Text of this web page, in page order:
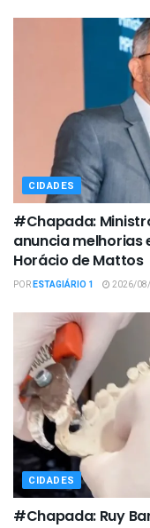
CIDADES
#Chapada:
anuncia
Horácio de Mattos
PORESTAGIÁRIO 1 2026/
CIDADES
#Chapada: Ruy